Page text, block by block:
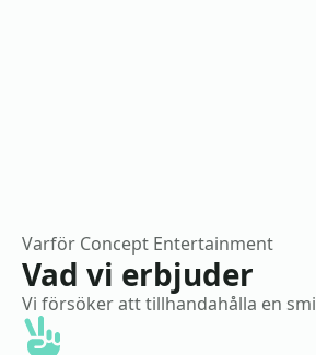
Varför Concept Entertainment
Vad vi erbjuder
Vi försöker att tillhandahålla en